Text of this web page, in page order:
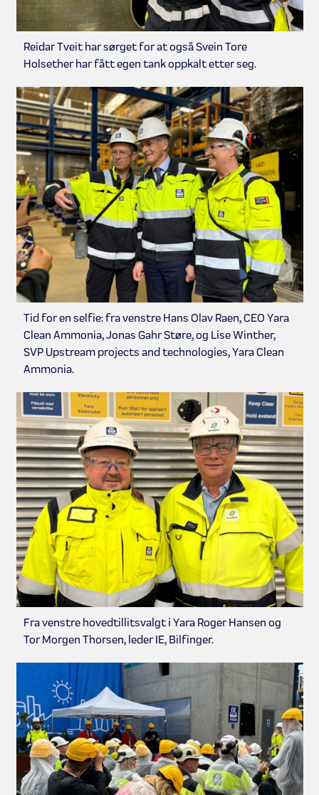
Reidar Tveit har sørget for at også Svein Tore
Holsether har fått egen tank oppkalt etter seg.
Tid for en selfie: fra venstre Hans Olav Raen, CEO Yara
Clean Ammonia, Jonas Gahr Støre, og Lise Winther,
SVP Upstream projects and technologies, Yara Clean
Ammonia.
Fra venstre hovedtillitsvalgt i Yara Roger Hansen og
Tor Morgen Thorsen, leder IE, Bilfinger.